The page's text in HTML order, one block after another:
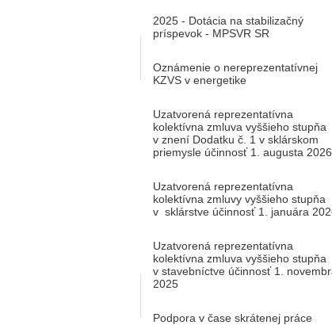
2025 - Dotácia na stabilizačný
príspevok - MPSVR SR
Oznámenie o nereprezentatívnej
KZVS v energetike
Uzatvorená reprezentatívna
kolektívna zmluva vyššieho stupňa
v znení Dodatku č. 1 v sklárskom
priemysle účinnosť 1. augusta 2026
Uzatvorená reprezentatívna
kolektívna zmluvy vyššieho stupňa
v sklárstve účinnosť 1. januára
Uzatvorená reprezentatívna
kolektívna zmluva vyššieho stupňa
v stavebníctve účinnosť 1.
2025
Podpora v čase skrátenej práce